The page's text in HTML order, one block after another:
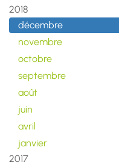
2018
décembre
novembre
octobre
septembre
août
juin
avril
janvier
2017